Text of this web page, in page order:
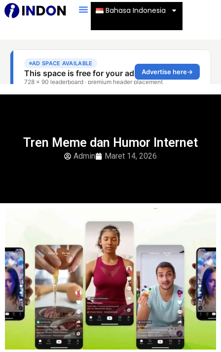
Bahasa Indonesia
Tren Meme dan Humor Internet
Admin Maret 14, 2026